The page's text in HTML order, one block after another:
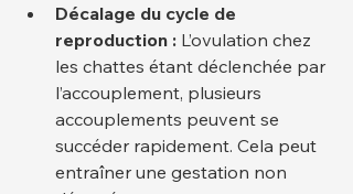
Décalage du cycle de
reproduction : L’ovulation chez
les chattes étant déclenchée par
l’accouplement, plusieurs
accouplements peuvent se
succéder rapidement. Cela peut
entraîner une gestation non